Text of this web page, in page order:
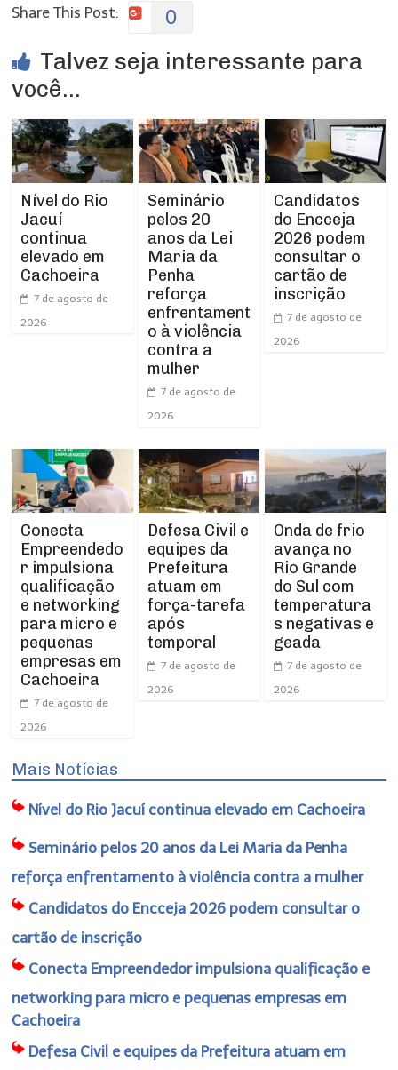
Share This Post: 0
Talvez seja interessante para
você...
Nível do Rio
Jacuí
continua
elevado em
Cachoeira
7 de agosto de
2026
Seminário
pelos 20
anos da Lei
Maria da
Penha
reforça
enfrentament
o à violência
contra a
mulher
7 de agosto de
2026
Candidatos
do Encceja
2026 podem
consultar o
cartão de
inscrição
7 de agosto de
2026
Conecta
Empreendedo
r impulsiona
qualificação
e networking
para micro e
pequenas
empresas em
Cachoeira
7 de agosto de
2026
Defesa Civil e
equipes da
Prefeitura
atuam em
força-tarefa
após
temporal
7 de agosto de
2026
Onda de frio
avança no
Rio Grande
do Sul com
temperatura
s negativas e
geada
7 de agosto de
2026
Mais Notícias
Nível do Rio Jacuí continua elevado em Cachoeira
Seminário pelos 20 anos da Lei Maria da Penha
reforça enfrentamento à violência contra a mulher
Candidatos do Encceja 2026 podem consultar o
cartão de inscrição
Conecta Empreendedor impulsiona qualificação e
networking para micro e pequenas empresas em
Cachoeira
Defesa Civil e equipes da Prefeitura atuam em